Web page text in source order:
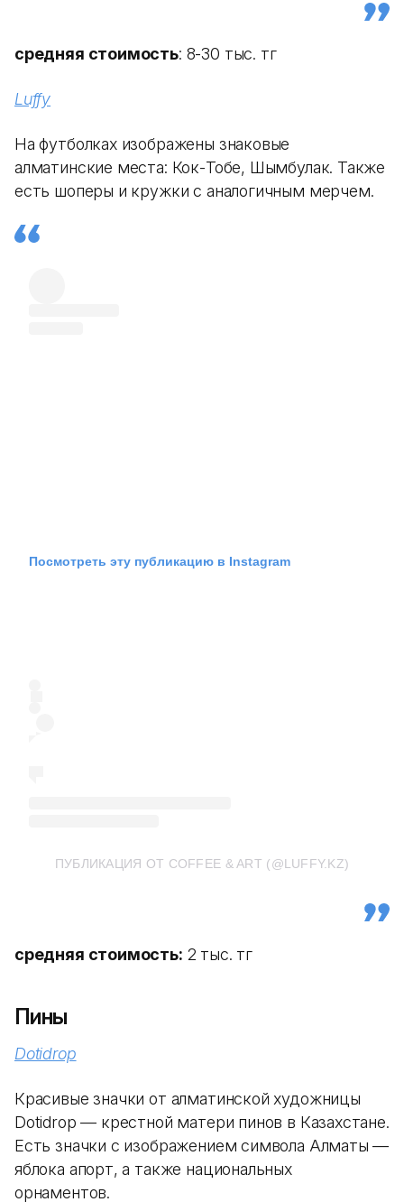
средняя стоимость: 8-30 тыс. тг
Luffy
На футболках изображены знаковые
алматинские места: Кок-Тобе, Шымбулак. Также
есть шоперы и кружки с аналогичным мерчем.
Посмотреть эту публикацию в Instagram
ПУБЛИКАЦИЯ ОТ COFFEE & ART (@LUFFY.KZ)
средняя стоимость: 2 тыс. тг
Пины
Dotidrop
Красивые значки от алматинской художницы
Dotidrop — крестной матери пинов в Казахстане.
Есть значки с изображением символа Алматы —
яблока апорт, а также национальных
орнаментов.